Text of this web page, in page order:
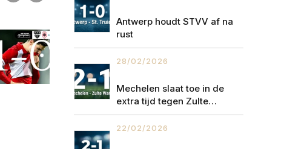
Antwerp houdt STVV af na
rust
28/02/2026
Mechelen slaat toe in de
extra tijd tegen Zulte
Waregem
22/02/2026